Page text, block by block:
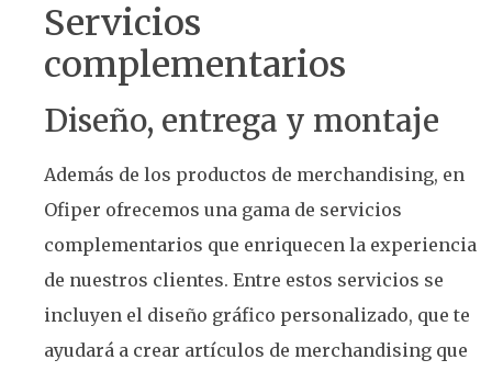
Servicios
complementarios
Diseño, entrega y montaje
Además de los productos de merchandising, en
Ofiper ofrecemos una gama de servicios
complementarios que enriquecen la experiencia
de nuestros clientes. Entre estos servicios se
incluyen el diseño gráfico personalizado, que te
ayudará a crear artículos de merchandising que